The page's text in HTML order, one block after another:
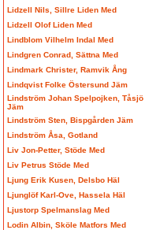
Lidzell Nils, Sillre Liden Med
Lidzell Olof Liden Med
Lindblom Vilhelm Indal Med
Lindgren Conrad, Sättna Med
Lindmark Christer, Ramvik Ång
Lindqvist Folke Östersund Jäm
Lindström Johan Spelpojken, Tåsjö
Jäm
Lindström Sten, Bispgården Jäm
Lindström Åsa, Gotland
Liv Jon-Petter, Stöde Med
Liv Petrus Stöde Med
Ljung Erik Kusen, Delsbo Häl
Ljunglöf Karl-Ove, Hassela Häl
Ljustorp Spelmanslag Med
Lodin Albin, Sköle Matfors Med